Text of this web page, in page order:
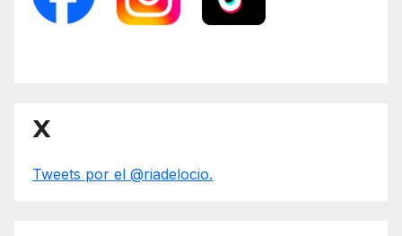
X
Tweets por el @riadelocio.